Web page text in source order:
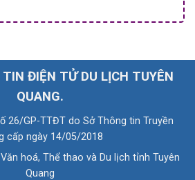
ĐIỆN TỬ DU LỊCH TUYÊN
QUANG.
26/GP-TTĐT do Sở Thông tin Truyền
cấp ngày 14/05/2018
hoá, Thể thao và Du lịch tỉnh Tuyên
Quang